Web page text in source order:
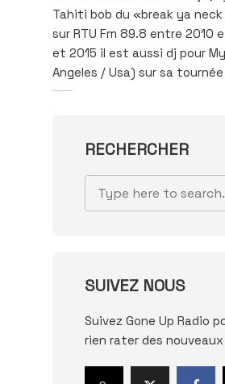
Tahiti bob du «break ya
sur RTU Fm 89.8 entre 2010
et 2015 il est aussi dj pour
Angeles / Usa) sur sa
RECHERCHER
SUIVEZ NOUS
Suivez Gone Up Radio
rien rater des